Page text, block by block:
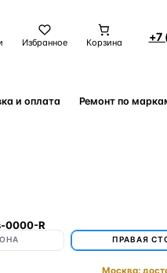
Избранное Корзина +7
и оплата Ремонт по
0000-R
ПРАВАЯ
Москва: